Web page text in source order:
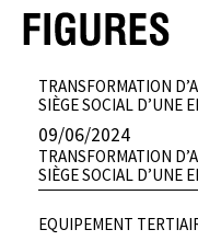
Bouchet et
under 40
Mentions
TRANSFORMATION
SIÈGE SOCIAL D’UNE
09/06/2024
TRANSFORMATION
SIÈGE SOCIAL D’UNE
EQUIPEMENT